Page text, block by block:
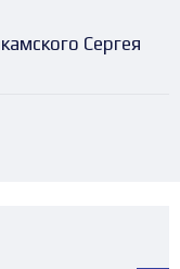
Сергея